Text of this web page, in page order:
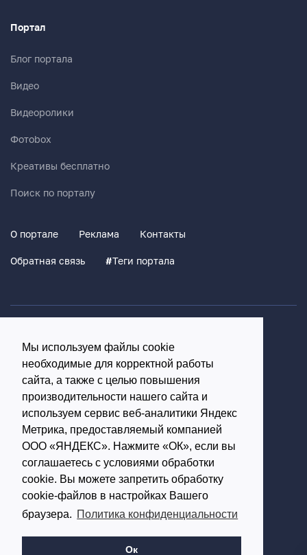
Мы используем файлы cookie
необходимые для корректной работы
сайта, а также с целью повышения
производительности нашего сайта и
используем сервис веб-аналитики Яндекс
Метрика, предоставляемый компанией
ООО «ЯНДЕКС». Нажмите «ОК», если вы
соглашаетесь с условиями обработки
cookie. Вы можете запретить обработку
cookie-файлов в настройках Вашего
браузера. Политика конфиденциальности
Ок
Портал
Блог портала
Видео
Видеоролики
Фотоbox
Креативы бесплатно
Поиск по порталу
О портале Реклама Контакты
Обратная связь #Теги портала
Согласие на обработку персональных данных
© Использование материалов возможно только с
письменного разрешения администрации портала
Редакция портала:
Обратиться в Макс
Обратиться в Телеграм
614002, г.Пермь,
ул. Чернышевского, д.28,